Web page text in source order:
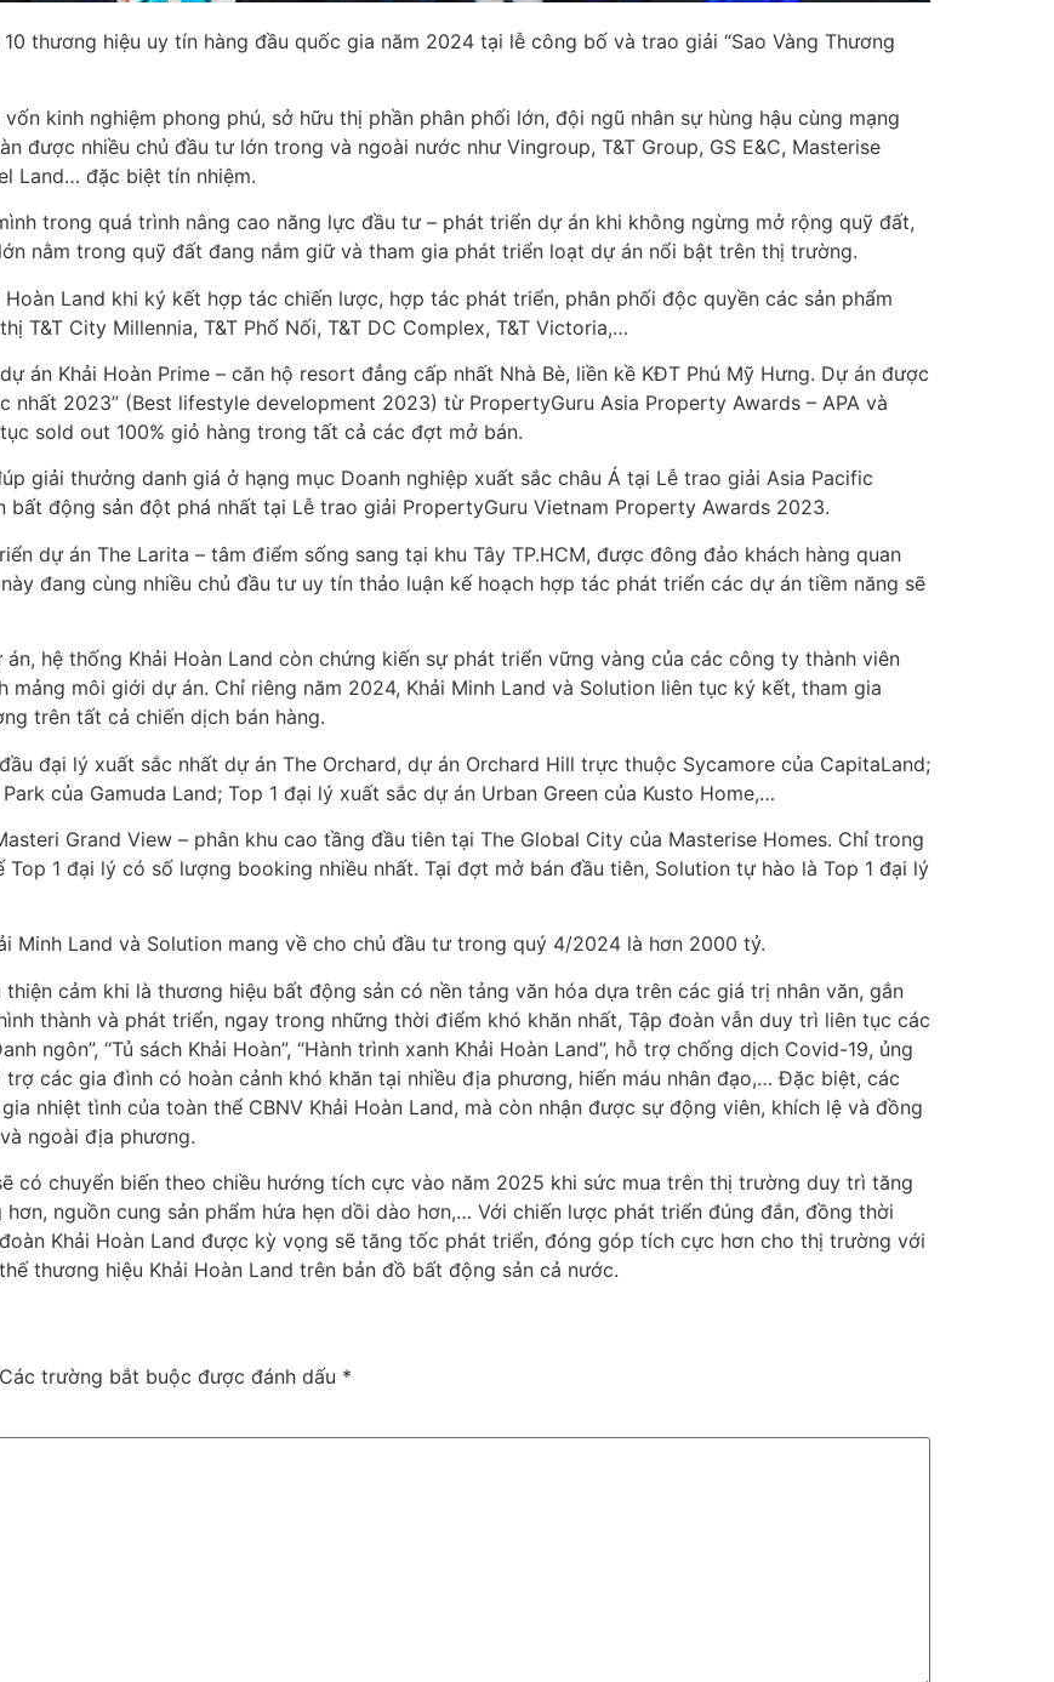
thương hiệu uy tín hàng đầu quốc gia năm 2024 tại lễ công bố và trao giải “Sao Vàng Thương
kinh nghiệm phong phú, sở hữu thị phần phân phối lớn, đội ngũ nhân sự hùng hậu cùng mạng
được nhiều chủ đầu tư lớn trong và ngoài nước như Vingroup, T&T Group, GS E&C, Masterise
Land… đặc biệt tín nhiệm.
trong quá trình nâng cao năng lực đầu tư – phát triển dự án khi không ngừng mở rộng quỹ đất,
nằm trong quỹ đất đang nắm giữ và tham gia phát triển loạt dự án nổi bật trên thị trường.
Land khi ký kết hợp tác chiến lược, hợp tác phát triển, phân phối độc quyền các sản phẩm
T&T City Millennia, T&T Phố Nối, T&T DC Complex, T&T Victoria,…
án Khải Hoàn Prime – căn hộ resort đẳng cấp nhất Nhà Bè, liền kề KĐT Phú Mỹ Hưng. Dự án được
nhất 2023” (Best lifestyle development 2023) từ PropertyGuru Asia Property Awards – APA và
sold out 100% giỏ hàng trong tất cả các đợt mở bán.
giải thưởng danh giá ở hạng mục Doanh nghiệp xuất sắc châu Á tại Lễ trao giải Asia Pacific
bất động sản đột phá nhất tại Lễ trao giải PropertyGuru Vietnam Property Awards 2023.
dự án The Larita – tâm điểm sống sang tại khu Tây TP.HCM, được đông đảo khách hàng quan
đang cùng nhiều chủ đầu tư uy tín thảo luận kế hoạch hợp tác phát triển các dự án tiềm năng sẽ
hệ thống Khải Hoàn Land còn chứng kiến sự phát triển vững vàng của các công ty thành viên
mảng môi giới dự án. Chỉ riêng năm 2024, Khải Minh Land và Solution liên tục ký kết, tham gia
trên tất cả chiến dịch bán hàng.
đại lý xuất sắc nhất dự án The Orchard, dự án Orchard Hill trực thuộc Sycamore của CapitaLand;
của Gamuda Land; Top 1 đại lý xuất sắc dự án Urban Green của Kusto Home,…
Grand View – phân khu cao tầng đầu tiên tại The Global City của Masterise Homes. Chỉ trong
1 đại lý có số lượng booking nhiều nhất. Tại đợt mở bán đầu tiên, Solution tự hào là Top 1 đại lý
Minh Land và Solution mang về cho chủ đầu tư trong quý 4/2024 là hơn 2000 tỷ.
cảm khi là thương hiệu bất động sản có nền tảng văn hóa dựa trên các giá trị nhân văn, gắn
thành và phát triển, ngay trong những thời điểm khó khăn nhất, Tập đoàn vẫn duy trì liên tục các
ngôn”, “Tủ sách Khải Hoàn”, “Hành trình xanh Khải Hoàn Land”, hỗ trợ chống dịch Covid-19, ủng
các gia đình có hoàn cảnh khó khăn tại nhiều địa phương, hiến máu nhân đạo,… Đặc biệt, các
nhiệt tình của toàn thể CBNV Khải Hoàn Land, mà còn nhận được sự động viên, khích lệ và đồng
ngoài địa phương.
có chuyển biến theo chiều hướng tích cực vào năm 2025 khi sức mua trên thị trường duy trì tăng
nguồn cung sản phẩm hứa hẹn dồi dào hơn,… Với chiến lược phát triển đúng đắn, đồng thời
Khải Hoàn Land được kỳ vọng sẽ tăng tốc phát triển, đóng góp tích cực hơn cho thị trường với
thương hiệu Khải Hoàn Land trên bản đồ bất động sản cả nước.
Các trường bắt buộc được đánh dấu *